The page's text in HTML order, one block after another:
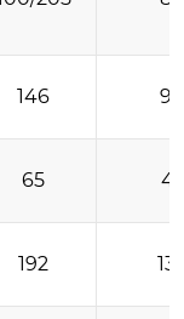
146 90
65 45
192